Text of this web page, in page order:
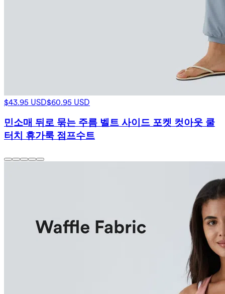
$43.95 USD$60.95 USD
민소매 뒤로 묶는 주름 벨트 사이드 포켓 컷아웃 쿨
터치 휴가룩 점프수트